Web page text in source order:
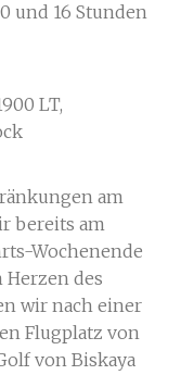
und 16 Stunden
LT,
am
bereits am
Wochenende
des
wir nach einer
Flugplatz von
von Biskaya